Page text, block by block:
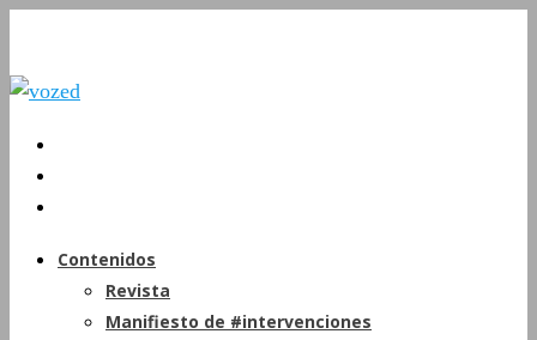
Contenidos
Revista
Manifiesto de #intervenciones